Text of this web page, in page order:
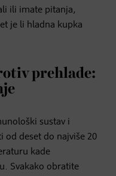
ili imate pitanja,
je li hladna kupka
prehlade:
sustav i
od deset do najviše 20
kade
Svakako obratite